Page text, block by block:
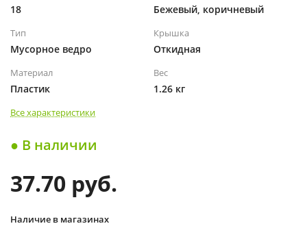
18 Бежевый, коричневый
Тип
Мусорное ведро
Крышка
Откидная
Материал
Пластик
Вес
1.26 кг
Все характеристики
● В наличии
37.70 руб.
Наличие в магазинах